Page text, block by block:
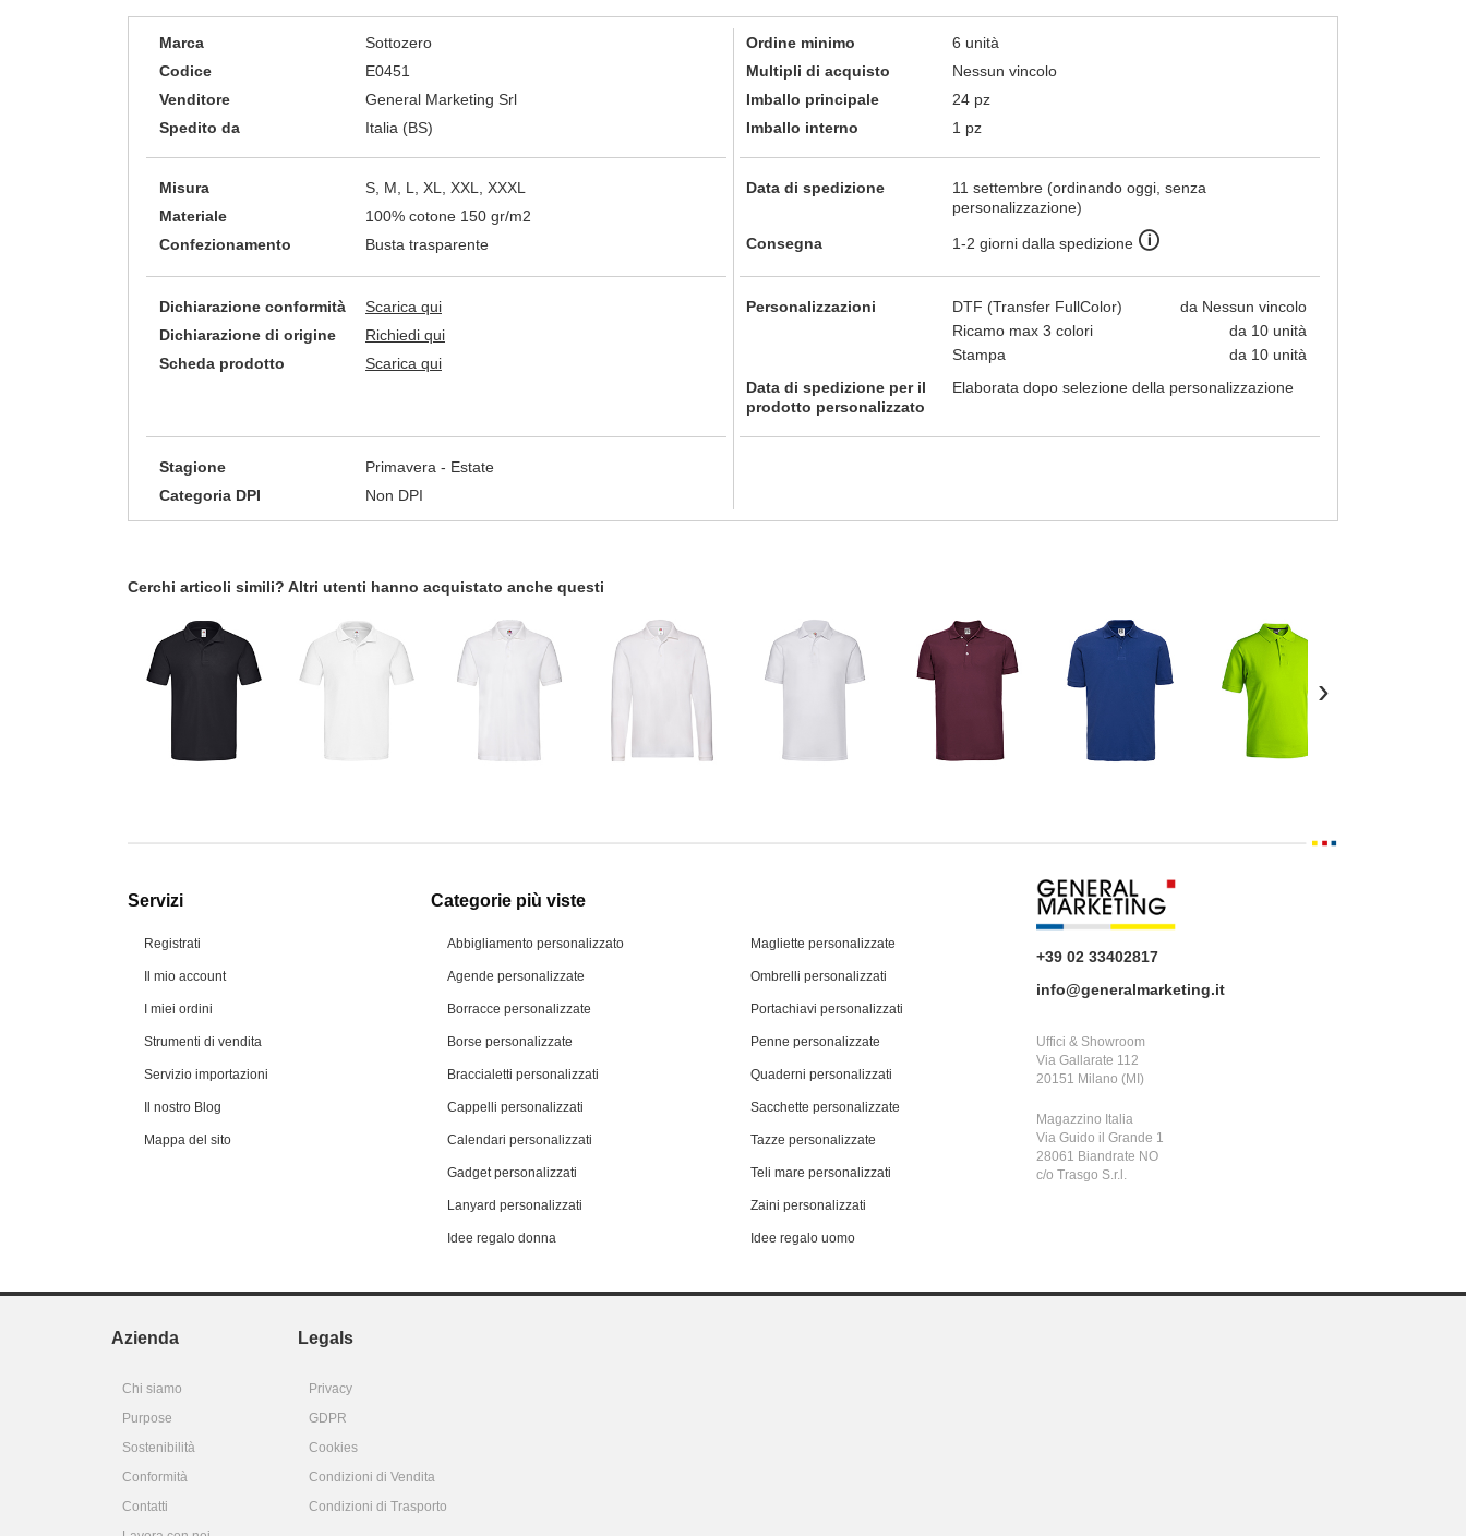
Marca
Sottozero
Codice
E0451
Venditore
General Marketing Srl
Spedito da
Italia (BS)
Ordine minimo
6 unità
Multipli di acquisto
Nessun vincolo
Imballo principale
24 pz
Imballo interno
1 pz
Misura
S, M, L, XL, XXL, XXXL
Materiale
100% cotone 150 gr/m2
Confezionamento
Busta trasparente
Data di spedizione
11 settembre (ordinando oggi, senza
personalizzazione)
Consegna 1-2 giorni dalla spedizione 🛈
Dichiarazione conformità
Scarica qui
Dichiarazione di origine
Richiedi qui
Scheda prodotto
Scarica qui
Personalizzazioni DTF (Transfer FullColor)
da Nessun vincolo
Ricamo max 3 colori
da 10 unità
Stampa
da 10 unità
Data di spedizione per il
prodotto personalizzato
Elaborata dopo selezione della personalizzazione
Stagione
Primavera - Estate
Categoria DPI
Non DPI
Cerchi articoli simili? Altri utenti hanno acquistato anche questi
›
Servizi
Registrati
Il mio account
I miei ordini
Strumenti di vendita
Servizio importazioni
Il nostro Blog
Mappa del sito
Categorie più viste
Abbigliamento personalizzato
Agende personalizzate
Borracce personalizzate
Borse personalizzate
Braccialetti personalizzati
Cappelli personalizzati
Calendari personalizzati
Gadget personalizzati
Lanyard personalizzati
Idee regalo donna
Magliette personalizzate
Ombrelli personalizzati
Portachiavi personalizzati
Penne personalizzate
Quaderni personalizzati
Sacchette personalizzate
Tazze personalizzate
Teli mare personalizzati
Zaini personalizzati
Idee regalo uomo
+39 02 33402817
info@generalmarketing.it
Uffici & Showroom
Via Gallarate 112
20151 Milano (MI)
Magazzino Italia
Via Guido il Grande 1
28061 Biandrate NO
c/o Trasgo S.r.l.
Azienda Legals
Chi siamo
Privacy
Purpose
GDPR
Sostenibilità
Cookies
Conformità
Condizioni di Vendita
Contatti
Condizioni di Trasporto